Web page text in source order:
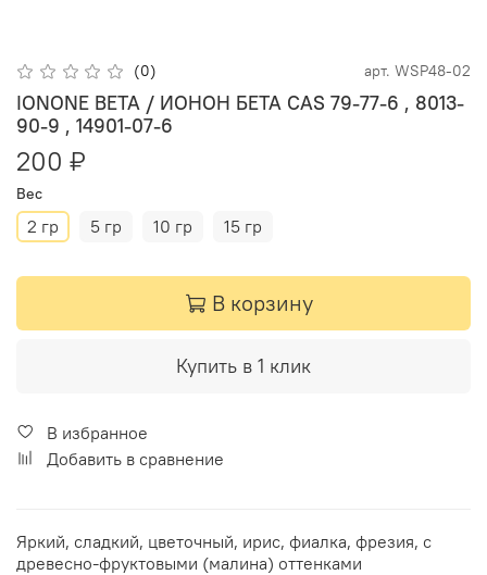
(0) арт. WSP48-02
IONONE BETA / ИОНОН БЕТА CAS 79-77-6 , 8013-
90-9 , 14901-07-6
200 ₽
Вес
2 гр 5 гр 10 гр 15 гр
В корзину
Купить в 1 клик
В избранное
Добавить в сравнение
Яркий, сладкий, цветочный, ирис, фиалка, фрезия, с
древесно-фруктовыми (малина) оттенками